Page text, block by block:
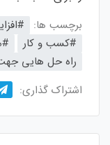
برچسب ها:
#کسب و کار
راه حل هایی
اشتراک گذاری: